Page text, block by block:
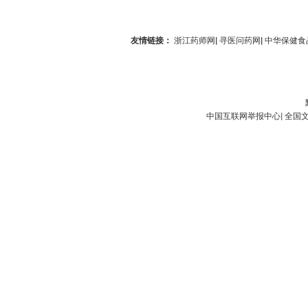
友情链接： 浙江药师网| 寻医问药网| 中华保健食
中国互联网举报中心| 全国